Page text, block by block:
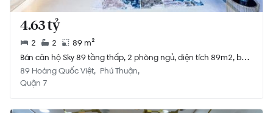
4.63 tỷ
2 2
89 m²
Bán căn hộ Sky 89 tầng thấp, 2 phòng ngủ, diện tích 89m2, ban
công hướng Tây, chưa bàn giao.
89 Hoàng Quốc Việt
Phú Thuận
Quận 7